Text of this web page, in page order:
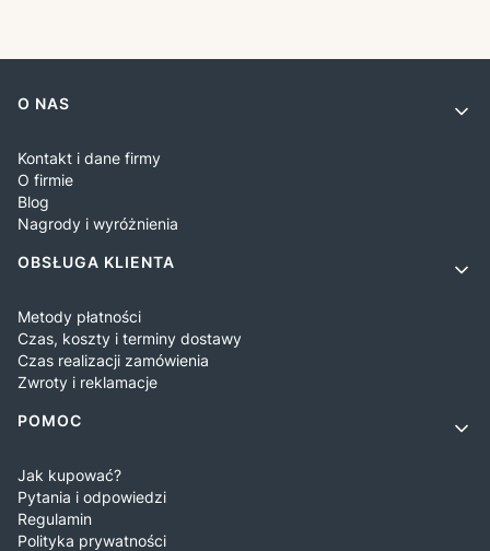
Linki w stopce
O NAS
Kontakt i dane firmy
O firmie
Blog
Nagrody i wyróżnienia
OBSŁUGA KLIENTA
Metody płatności
Czas, koszty i terminy dostawy
Czas realizacji zamówienia
Zwroty i reklamacje
POMOC
Jak kupować?
Pytania i odpowiedzi
Regulamin
Polityka prywatności